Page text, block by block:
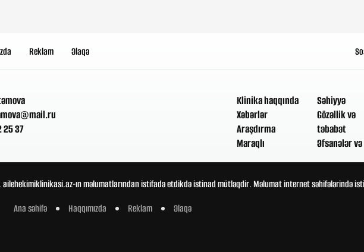
Reklam Əlaqə
37
Klinika haqqında
Xəbərlər
Araşdırma
Maraqlı
Səhiyyə
Gözəllik və
təbabət
Əfsanələr
ın məlumatlarından istifadə etdikdə istinad mütləqdir. Məlumat internet səhifələrində
Ana səhifə
Haqqımızda Reklam Əlaqə